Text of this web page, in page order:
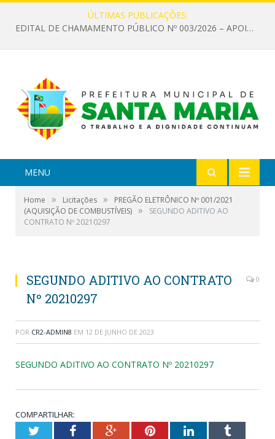
ÚLTIMAS PUBLICAÇÕES:
EDITAL DE CHAMAMENTO PÚBLICO Nº 003/2026 – APOIO À INFRAESTRUTURA CULTURAL
MENU
Home » Licitações »
PREGÃO ELETRÔNICO Nº 001/2021
(AQUISIÇÃO DE COMBUSTÍVEIS) »
SEGUNDO ADITIVO AO
CONTRATO Nº 20210297
SEGUNDO ADITIVO AO CONTRATO
Nº 20210297
0
POR CR2-ADMIN8 EM 12 DE JUNHO DE 2023
SEGUNDO ADITIVO AO CONTRATO Nº 20210297
COMPARTILHAR:
TwitterFacebookGoogle+PinterestLinkedInTumblr